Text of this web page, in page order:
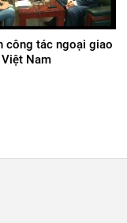
công tác ngoại giao
Nam